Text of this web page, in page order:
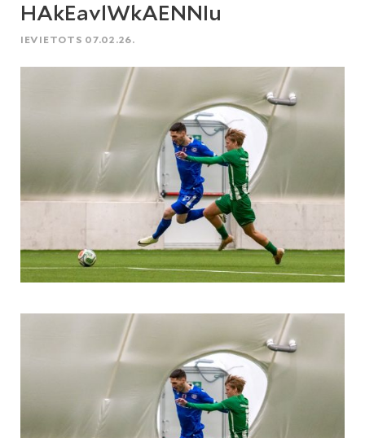
HAkEavlWkAENNIu
IEVIETOTS 07.02.26.